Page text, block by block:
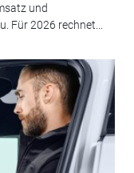
und
Für 2026 rechnet...